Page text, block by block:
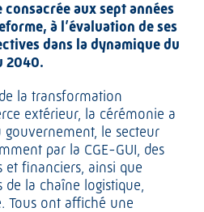
aux sept années
à l’évaluation de ses
dans la dynamique du
2040.
la transformation
extérieur, la cérémonie a
le secteur
par la CGE-GUI, des
et financiers, ainsi que
de la chaîne logistique,
Tous ont affiché une